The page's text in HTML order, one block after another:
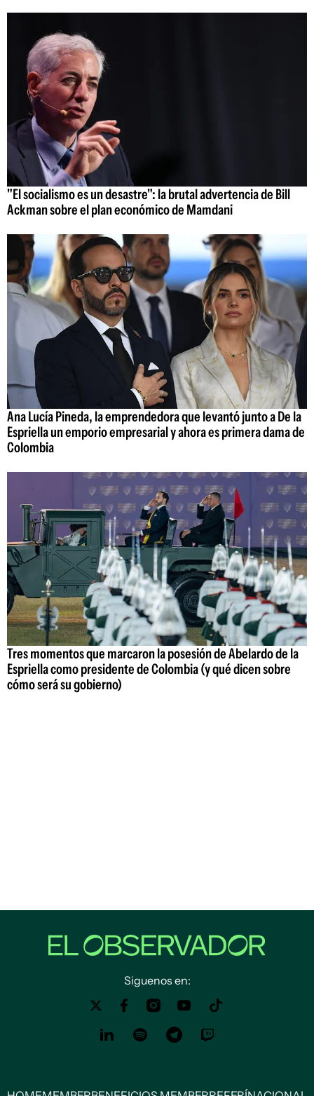
"El socialismo es un desastre": la brutal advertencia de Bill
Ackman sobre el plan económico de Mamdani
Ana Lucía Pineda, la emprendedora que levantó junto a De la
Espriella un emporio empresarial y ahora es primera dama de
Colombia
Tres momentos que marcaron la posesión de Abelardo de la
Espriella como presidente de Colombia (y qué dicen sobre
cómo será su gobierno)
Siguenos en: